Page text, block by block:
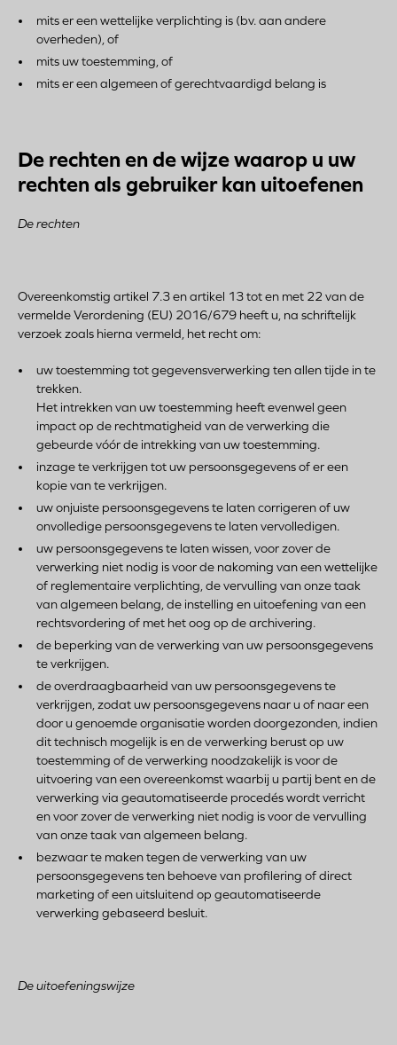
mits er een wettelijke verplichting is (bv. aan andere
overheden), of
mits uw toestemming, of
mits er een algemeen of gerechtvaardigd belang is
De rechten en de wijze waarop u uw
rechten als gebruiker kan uitoefenen
De rechten
Overeenkomstig artikel 7.3 en artikel 13 tot en met 22 van de
vermelde Verordening (EU) 2016/679 heeft u, na schriftelijk
verzoek zoals hierna vermeld, het recht om:
uw toestemming tot gegevensverwerking ten allen tijde in te
trekken.
Het intrekken van uw toestemming heeft evenwel geen
impact op de rechtmatigheid van de verwerking die
gebeurde vóór de intrekking van uw toestemming.
inzage te verkrijgen tot uw persoonsgegevens of er een
kopie van te verkrijgen.
uw onjuiste persoonsgegevens te laten corrigeren of uw
onvolledige persoonsgegevens te laten vervolledigen.
uw persoonsgegevens te laten wissen, voor zover de
verwerking niet nodig is voor de nakoming van een wettelijke
of reglementaire verplichting, de vervulling van onze taak
van algemeen belang, de instelling en uitoefening van een
rechtsvordering of met het oog op de archivering.
de beperking van de verwerking van uw persoonsgegevens
te verkrijgen.
de overdraagbaarheid van uw persoonsgegevens te
verkrijgen, zodat uw persoonsgegevens naar u of naar een
door u genoemde organisatie worden doorgezonden, indien
dit technisch mogelijk is en de verwerking berust op uw
toestemming of de verwerking noodzakelijk is voor de
uitvoering van een overeenkomst waarbij u partij bent en de
verwerking via geautomatiseerde procedés wordt verricht
en voor zover de verwerking niet nodig is voor de vervulling
van onze taak van algemeen belang.
bezwaar te maken tegen de verwerking van uw
persoonsgegevens ten behoeve van profilering of direct
marketing of een uitsluitend op geautomatiseerde
verwerking gebaseerd besluit.
De uitoefeningswijze